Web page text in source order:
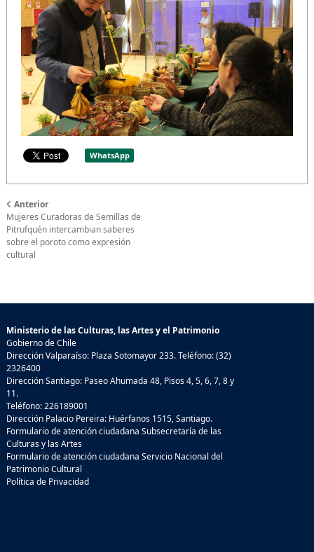
WhatsApp
Anterior
Mujeres Curadoras de Semillas de
Pitrufquén intercambian saberes
sobre el poroto como expresión
cultural
Ministerio de las Culturas, las Artes y el Patrimonio
Gobierno de Chile
Dirección Valparaíso: Plaza Sotomayor 233. Teléfono: (32)
2326400
Dirección Santiago: Paseo Ahumada 48, Pisos 4, 5, 6, 7, 8 y
11.
Teléfono: 226189001
Dirección Palacio Pereira: Huérfanos 1515, Santiago.
Formulario de atención ciudadana Subsecretaría de las
Culturas y las Artes
Formulario de atención ciudadana Servicio Nacional del
Patrimonio Cultural
Política de Privacidad